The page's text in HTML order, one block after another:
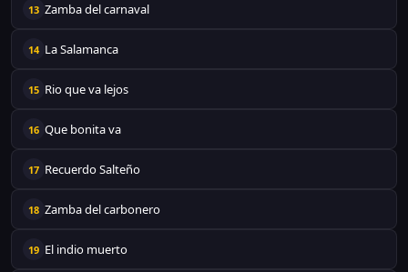
13 Zamba del carnaval
14 La Salamanca
15 Rio que va lejos
16 Que bonita va
17 Recuerdo Salteño
18 Zamba del carbonero
19 El indio muerto